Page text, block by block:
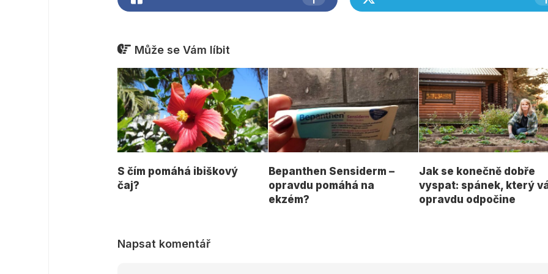
Může se Vám líbit
S čím pomáhá ibiškový
čaj?
Bepanthen Sensiderm –
opravdu pomáhá na
ekzém?
Jak se konečně dobře
vyspat: spánek, který
opravdu odpočine
Napsat komentář